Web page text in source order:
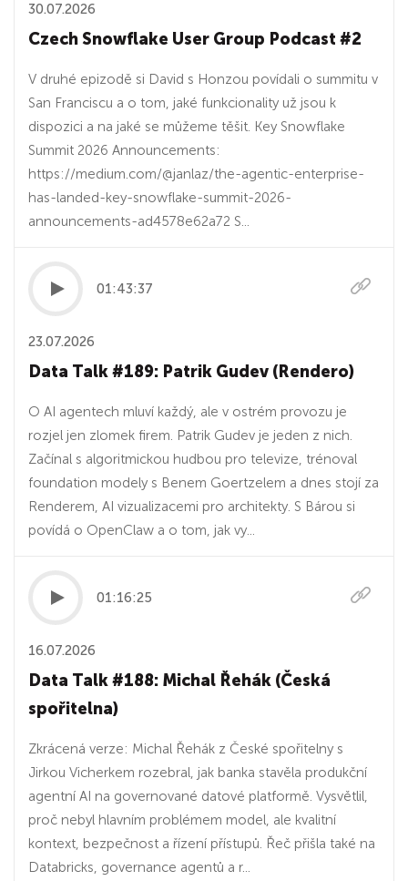
30.07.2026
Czech Snowflake User Group Podcast #2
V druhé epizodě si David s Honzou povídali o summitu v
San Franciscu a o tom, jaké funkcionality už jsou k
dispozici a na jaké se můžeme těšit. Key Snowflake
Summit 2026 Announcements:
https://medium.com/@janlaz/the-agentic-enterprise-
has-landed-key-snowflake-summit-2026-
announcements-ad4578e62a72 S...
01:43:37
23.07.2026
Data Talk #189: Patrik Gudev (Rendero)
O AI agentech mluví každý, ale v ostrém provozu je
rozjel jen zlomek firem. Patrik Gudev je jeden z nich.
Začínal s algoritmickou hudbou pro televize, trénoval
foundation modely s Benem Goertzelem a dnes stojí za
Renderem, AI vizualizacemi pro architekty. S Bárou si
povídá o OpenClaw a o tom, jak vy...
01:16:25
16.07.2026
Data Talk #188: Michal Řehák (Česká
spořitelna)
Zkrácená verze: Michal Řehák z České spořitelny s
Jirkou Vicherkem rozebral, jak banka stavěla produkční
agentní AI na governované datové platformě. Vysvětlil,
proč nebyl hlavním problémem model, ale kvalitní
kontext, bezpečnost a řízení přístupů. Řeč přišla také na
Databricks, governance agentů a r...